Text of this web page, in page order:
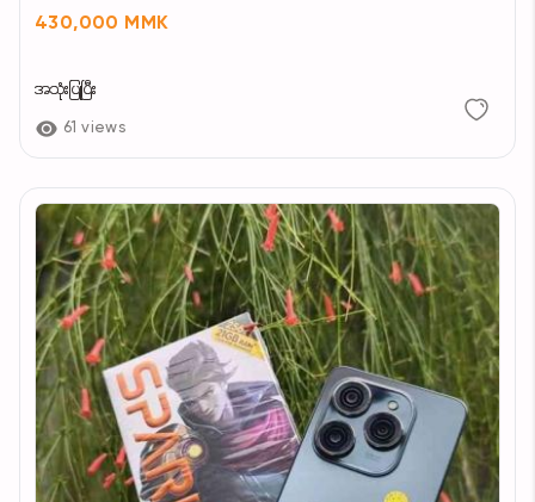
430,000 MMK
အသုံးပြုပြီး
61 views